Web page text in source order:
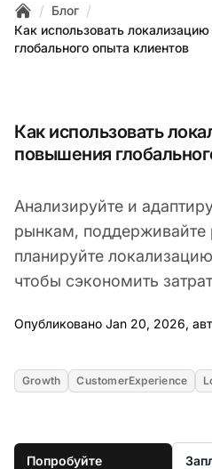
Home
/ Блог /
Как использовать
глобального опыта клиентов
Как использовать
повышения
Анализируйте и
рынкам, поддерживайте
планируйте
чтобы сэкономить
Опубликовано Jan 20, 2026,
Growth CustomerExperience
Попробуйте